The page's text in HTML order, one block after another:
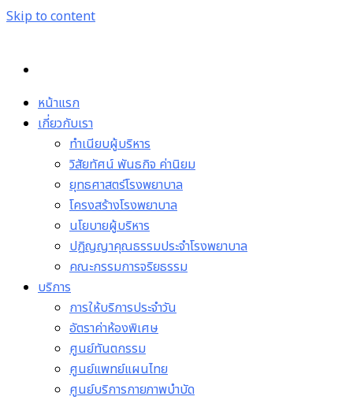
Skip to content
หน้าแรก
เกี่ยวกับเรา
ทำเนียบผู้บริหาร
วิสัยทัศน์ พันธกิจ ค่านิยม
ยุทธศาสตร์โรงพยาบาล
โครงสร้างโรงพยาบาล
นโยบายผู้บริหาร
ปฏิญญาคุณธรรมประจำโรงพยาบาล
คณะกรรมการจริยธรรม
บริการ
การให้บริการประจำวัน
อัตราค่าห้องพิเศษ
ศูนย์ทันตกรรม
ศูนย์แพทย์แผนไทย
ศูนย์บริการกายภาพบำบัด